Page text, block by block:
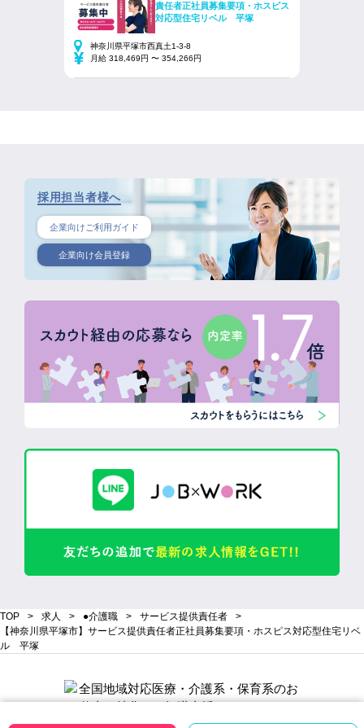
責任者正社員募集要項・ホスピス
対応型住宅リベル 平塚
神奈川県平塚市西真土1-3-8
月給 318,469円 〜 354,266円
採用担当者様へ
企業向けご利用ガイド
企業向け会員登録
TOP 求人 ●介護職
サービス提供責任者
【神奈川県平塚市】サービス提供責任者正社員募集要項・ホスピス対応型住宅リベ
ル 平塚